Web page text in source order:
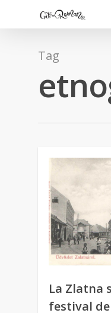
Tag
La Zlatna
festival
0